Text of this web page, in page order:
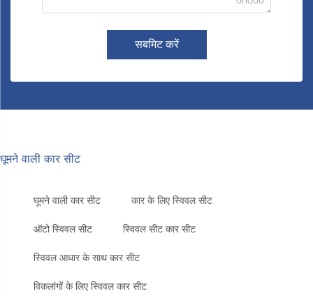
सबमिट करें
घूमने वाली कार सीट
घूमने वाली कार सीट कार के लिए स्विवल सीट
ऑटो स्विवल सीट स्विवल सीट कार सीट
स्विवल आधार के साथ कार सीट
विकलांगों के लिए स्विवल कार सीट